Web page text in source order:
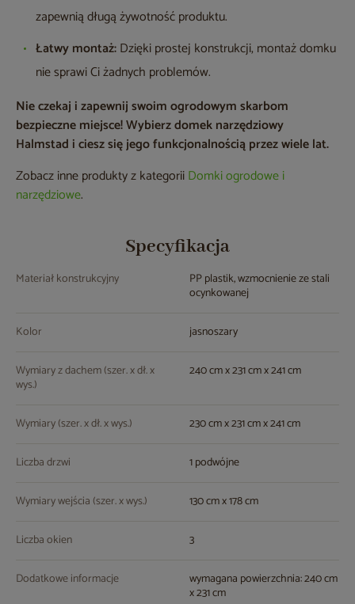
zapewnią długą żywotność produktu.
Łatwy montaż:Dzięki prostej konstrukcji, montaż domku
nie sprawi Ci żadnych problemów.
Nie czekaj i zapewnij swoim ogrodowym skarbom
bezpieczne miejsce! Wybierz domek narzędziowy
Halmstad i ciesz się jego funkcjonalnością przez wiele lat.
Zobacz inne produkty z kategoriiDomki ogrodowe i
narzędziowe.
Specyfikacja
Materiał konstrukcyjny PP plastik, wzmocnienie ze stali
ocynkowanej
Kolor jasnoszary
Wymiary z dachem (szer. x dł. x
wys.)
240 cm x 231 cm x 241 cm
Wymiary (szer. x dł. x wys.) 230 cm x 231 cm x 241 cm
Liczba drzwi 1 podwójne
Wymiary wejścia (szer. x wys.) 130 cm x 178 cm
Liczba okien 3
Dodatkowe informacje wymagana powierzchnia: 240 cm
x 231 cm